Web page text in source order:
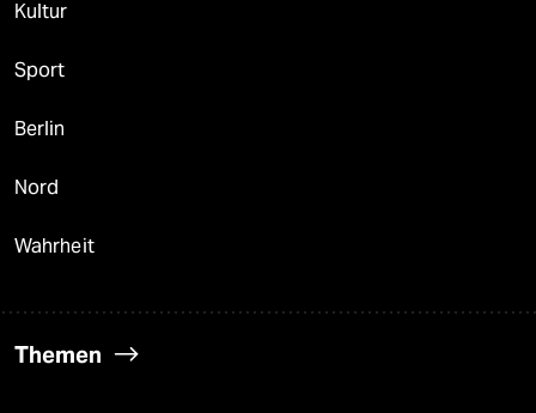
Kultur
Sport
Berlin
Nord
Wahrheit
Themen